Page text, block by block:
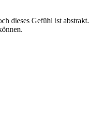
dieses Gefühl ist abstrakt.